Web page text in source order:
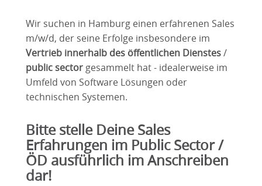
Wir suchen in Hamburg einen erfahrenen Sales
m/w/d, der seine Erfolge insbesondere im
Vertrieb innerhalb des öffentlichen Dienstes/
public sectorgesammelt hat - idealerweise im
Umfeld von Software Lösungen oder
technischen Systemen.
Bitte stelle Deine Sales
Erfahrungen im Public Sector /
ÖD ausführlich im Anschreiben
dar!